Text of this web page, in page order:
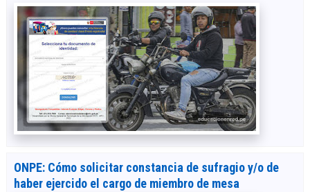
ONPE: Cómo solicitar constancia de sufragio y/o de
haber ejercido el cargo de miembro de mesa